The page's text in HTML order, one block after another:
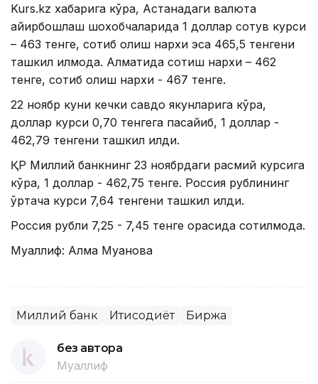
Kurs.kz хабарига кўра, Астанадаги валюта
айирбошлаш шохобчаларида 1 доллар сотув курси
– 463 тенге, сотиб олиш нархи эса 465,5 тенгени
ташкил қилмоқда. Алматида сотиш нархи – 462
тенге, сотиб олиш нархи - 467 тенге.
22 ноябр куни кечки савдо якунларига кўра,
доллар курси 0,70 тенгега пасайиб, 1 доллар -
462,79 тенгени ташкил қилди.
ҚР Миллий банкнинг 23 ноябрдаги расмий курсига
кўра, 1 доллар - 462,75 тенге. Россия рублининг
ўртача курси 7,64 тенгени ташкил қилди.
Россия рубли 7,25 - 7,45 тенге орасида сотилмоқда.
Муаллиф: Алма Муқанова
Миллий банк Иқтисодиёт Биржа
без автора
Муаллиф